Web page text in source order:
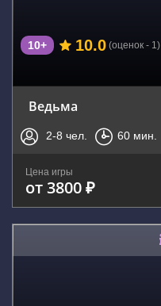
10+ 10.0 (оценок - 1)
Ведьма
2-8 чел. 60 мин.
Цена игры
от 3800 ₽